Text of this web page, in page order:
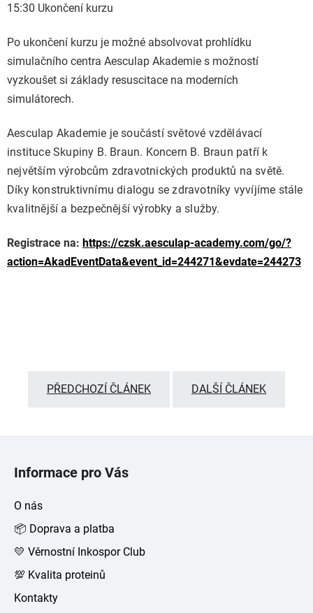
15:30 Ukončení kurzu
Po ukončení kurzu je možné absolvovat prohlídku
simulačního centra Aesculap Akademie s možností
vyzkoušet si základy resuscitace na moderních
simulátorech.
Aesculap Akademie je součástí světové vzdělávací
instituce Skupiny B. Braun. Koncern B. Braun patří k
největším výrobcům zdravotnických produktů na světě.
Díky konstruktivnímu dialogu se zdravotníky vyvíjíme stále
kvalitnější a bezpečnější výrobky a služby.
Registrace na: https://czsk.aesculap-academy.com/go/?
action=AkadEventData&event_id=244271&evdate=244273
PŘEDCHOZÍ ČLÁNEK DALŠÍ ČLÁNEK
Informace pro Vás
O nás
📦 Doprava a platba
💛 Věrnostní Inkospor Club
💯 Kvalita proteinů
Kontakty